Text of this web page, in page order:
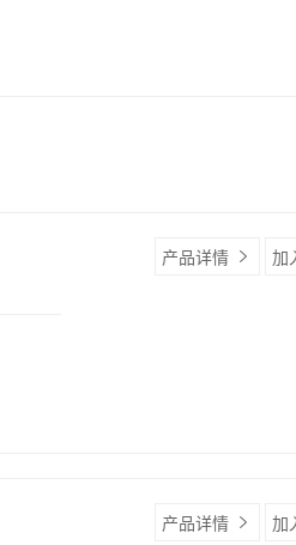
产品详情 加
产品详情 加